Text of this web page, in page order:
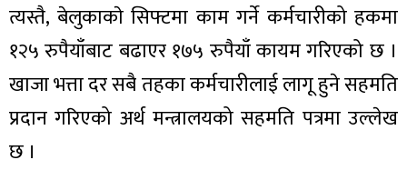
त्यस्तै, बेलुकाकाे सिफ्टमा काम गर्ने कर्मचारीको हकमा
१२५ रुपैयाँबाट बढाएर १७५ रुपैयाँ कायम गरिएको छ ।
खाजा भत्ता दर सबै तहका कर्मचारीलाई लागू हुने सहमति
प्रदान गरिएको अर्थ मन्त्रालयको सहमति पत्रमा उल्लेख
छ ।